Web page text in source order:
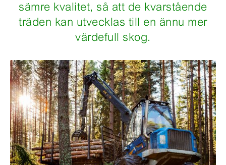
sämre kvalitet, så att de kvarstående
träden kan utvecklas till en ännu mer
värdefull skog.